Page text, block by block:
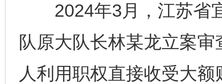
2024年3月，江苏省
队原大队长林某龙立案
人利用职权直接收受大